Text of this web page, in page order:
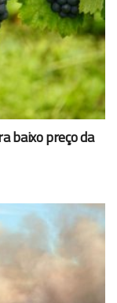
baixo preço da